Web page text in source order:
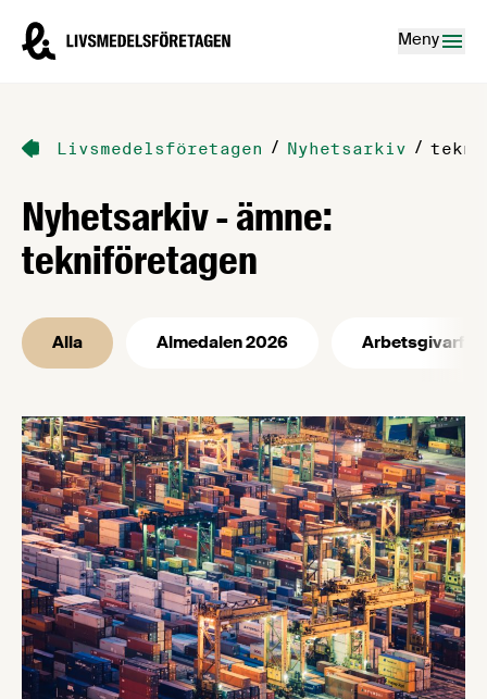
Livsmedelsföretagen – till startsidan
Meny
Livsmedelsföretagen / Nyhetsarkiv /
Nyhetsarkiv - ämne:
tekniföretagen
Alla Almedalen 2026